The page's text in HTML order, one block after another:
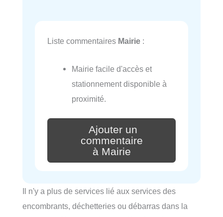
Liste commentaires Mairie :
Mairie facile d'accès et
stationnement disponible à
proximité.
Ajouter un
commentaire
à Mairie
Il n'y a plus de services lié aux services des
encombrants, déchetteries ou débarras dans la